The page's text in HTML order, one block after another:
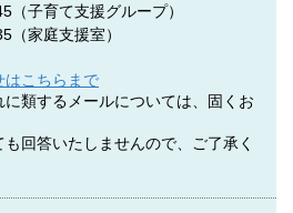
子育て支援グループ）
庭支援室）
はこちらまで
類するメールについては、固くお
回答いたしませんので、ご了承く